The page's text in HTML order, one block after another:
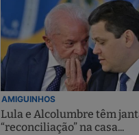
AMIGUINHOS
Lula e Alcolumbre têm
“reconciliação” na casa...